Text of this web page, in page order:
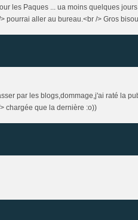
les Paques ... ua moins quelques
pourrai aller au bureau.<br /> Gros
par les blogs,dommage,j'ai raté la
chargée que la dernière :o))